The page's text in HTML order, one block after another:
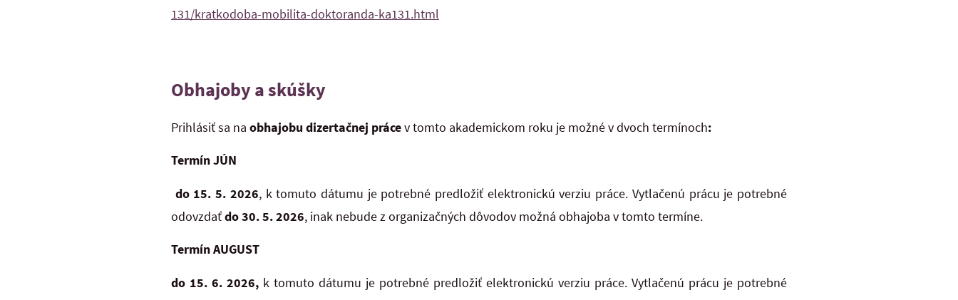
131/kratkodoba-mobilita-doktoranda-ka131.html
Obhajoby a skúšky
Prihlásiť sa na obhajobu dizertačnej prácev tomto akademickom roku je možné v dvoch termínoch:
Termín JÚN
do 15. 5. 2026, k tomuto dátumu je potrebné predložiť elektronickú verziu práce. Vytlačenú prácu je potrebné
odovzdaťdo 30. 5. 2026, inak nebude z organizačných dôvodov možná obhajoba v tomto termíne.
Termín AUGUST
do 15. 6. 2026, k tomuto dátumu je potrebné predložiť elektronickú verziu práce. Vytlačenú prácu je potrebné